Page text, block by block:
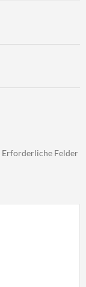
Erforderliche Felder